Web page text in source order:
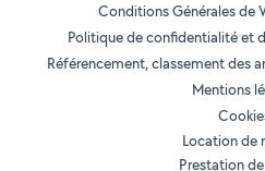
Conditions Générales de
Politique de confidentialité et
Référencement, classement des
Mentions
Location de
Prestation